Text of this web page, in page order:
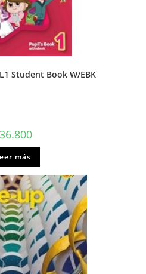
Student Book W/EBK
36.800
más